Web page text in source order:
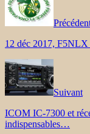
12 déc 2017,
Suivant
ICOM IC-7300 et
indispensables…